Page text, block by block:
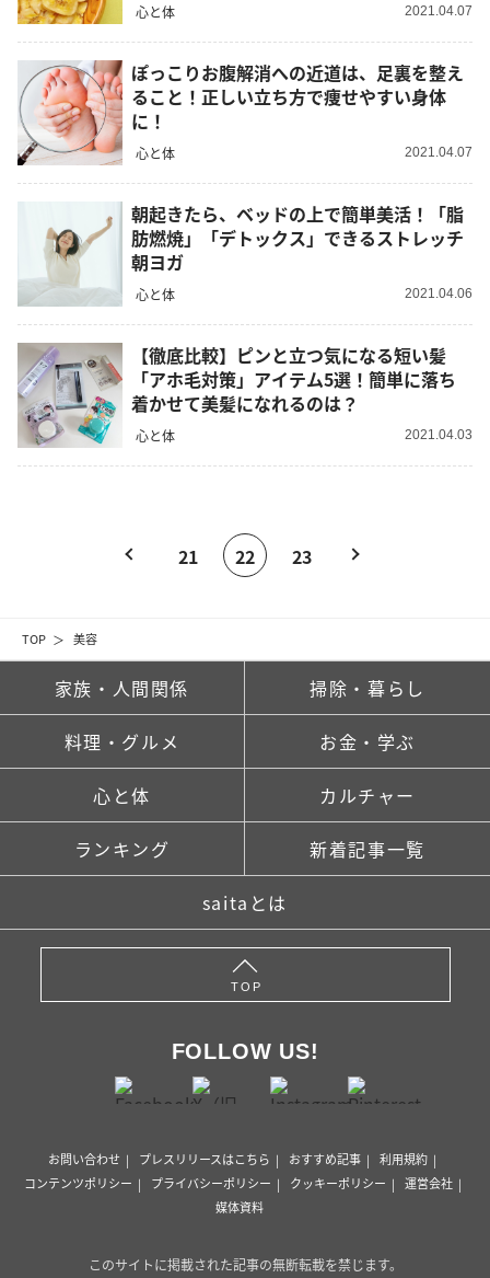
TOP 美容
心と体 2021.04.07
ぽっこりお腹解消への近道は、足裏を整え
ること！正しい立ち方で痩せやすい身体
に！
心と体 2021.04.07
朝起きたら、ベッドの上で簡単美活！「脂
肪燃焼」「デトックス」できるストレッチ
朝ヨガ
心と体 2021.04.06
【徹底比較】ピンと立つ気になる短い髪
「アホ毛対策」アイテム5選！簡単に落ち
着かせて美髪になれるのは？
心と体 2021.04.03
21 22 23
家族・人間関係 掃除・暮らし
料理・グルメ お金・学ぶ
心と体 カルチャー
ランキング 新着記事一覧
saitaとは
TOP
FOLLOW US!
お問い合わせ プレスリリースはこちら おすすめ記事
利用規約
コンテンツポリシー
プライバシーポリシー クッキーポリシー
運営会社
媒体資料
このサイトに掲載された記事の無断転載を禁じます。